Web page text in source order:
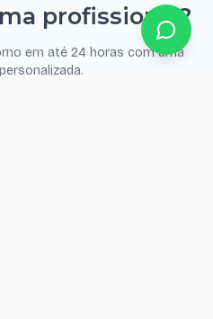
profissional?
em até 24 horas com uma